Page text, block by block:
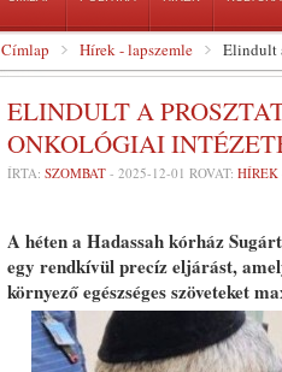
Címlap Hírek - lapszemle Elindult
ELINDULT A
ONKOLÓGIAI
ÍRTA: SZOMBAT - 2025-12-01 ROVAT: HÍREK
A héten a Hadassah kórház
egy rendkívül precíz eljárást,
környező egészséges szöveteket